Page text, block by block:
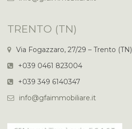
TRENTO (TN)
Via Fogazzaro, 27/29 – Trento (TN)
+039 0461 823004
+039 349 6140347
info@gfaimmobiliare.it